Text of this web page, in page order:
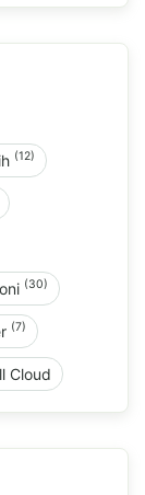
(12)
(30)
(7)
Cloud